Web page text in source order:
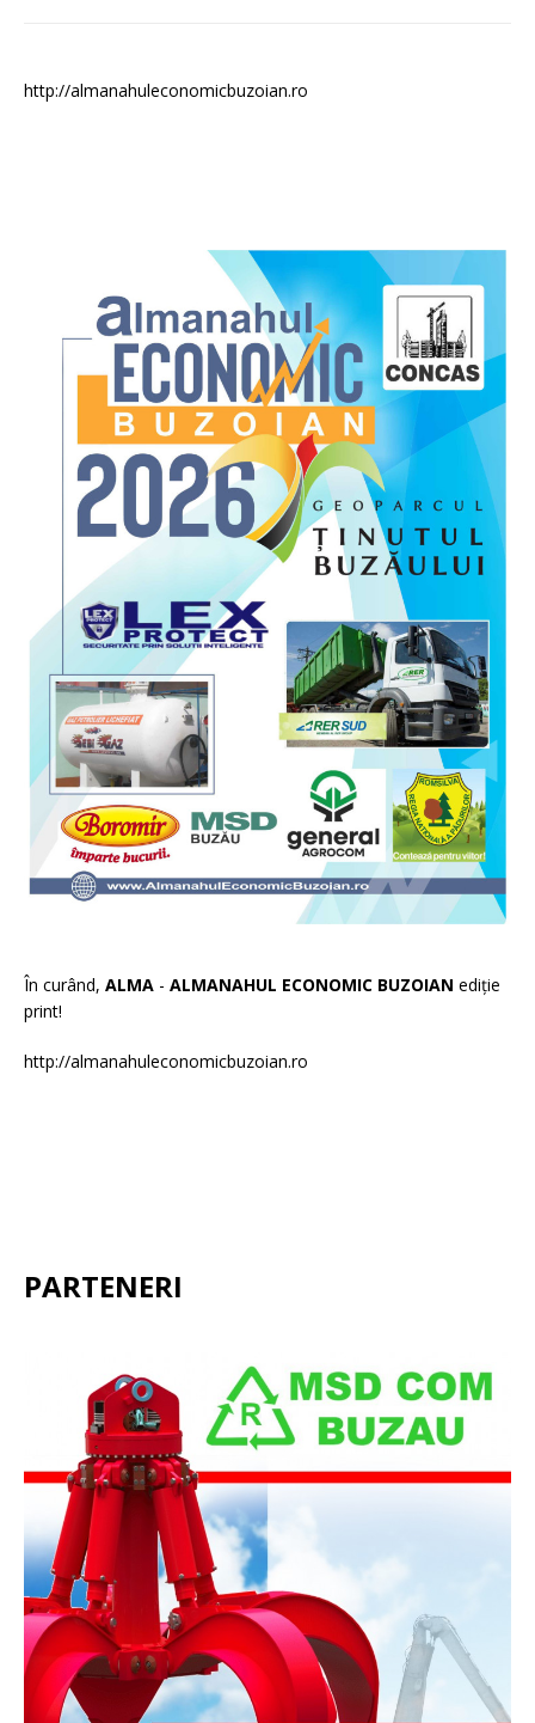
http://almanahuleconomicbuzoian.ro
În curând, ALMA - ALMANAHUL ECONOMIC BUZOIAN ediție
print!
http://almanahuleconomicbuzoian.ro
PARTENERI